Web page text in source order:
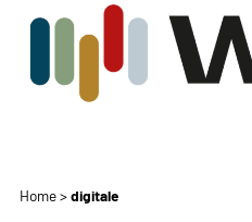
Home>digitale